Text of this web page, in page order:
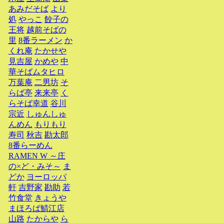
あみだそば より
処 やっこ 餃子の
王将 越前そばの
里 8番ラーメン か
くれ庵 たかせや
見吉屋 かめや 中
華そばムタヒロ
万葉庵 二男坊 そ
らば亭 来来亭 く
らそば幸道 谷川
宗近 しゅんしゅ
んめん もりもり
寿司 秋吉 勘太郎
8番らーめん
RAMEN W ～庄
の×ど・みそ～ ま
どか ヨーロッパ
軒 吉野家 勘助 若
竹食堂 きょうや
まほろば鯖江店
山路 たからや ら